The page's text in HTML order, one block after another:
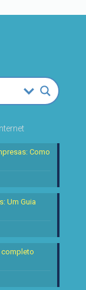
Como
Um Guia
completo